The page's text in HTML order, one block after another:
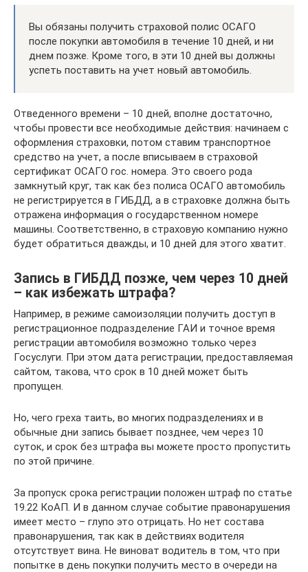
Вы обязаны получить страховой полис ОСАГО
после покупки автомобиля в течение 10 дней, и ни
днем позже. Кроме того, в эти 10 дней вы должны
успеть поставить на учет новый автомобиль.
Отведенного времени – 10 дней, вполне достаточно,
чтобы провести все необходимые действия: начинаем с
оформления страховки, потом ставим транспортное
средство на учет, а после вписываем в страховой
сертификат ОСАГО гос. номера. Это своего рода
замкнутый круг, так как без полиса ОСАГО автомобиль
не регистрируется в ГИБДД, а в страховке должна быть
отражена информация о государственном номере
машины. Соответственно, в страховую компанию нужно
будет обратиться дважды, и 10 дней для этого хватит.
Запись в ГИБДД позже, чем через 10 дней
– как избежать штрафа?
Например, в режиме самоизоляции получить доступ в
регистрационное подразделение ГАИ и точное время
регистрации автомобиля возможно только через
Госуслуги. При этом дата регистрации, предоставляемая
сайтом, такова, что срок в 10 дней может быть
пропущен.
Но, чего греха таить, во многих подразделениях и в
обычные дни запись бывает позднее, чем через 10
суток, и срок без штрафа вы можете просто пропустить
по этой причине.
За пропуск срока регистрации положен штраф по статье
19.22 КоАП. И в данном случае событие правонарушения
имеет место – глупо это отрицать. Но нет состава
правонарушения, так как в действиях водителя
отсутствует вина. Не виноват водитель в том, что при
попытке в день покупки получить место в очереди на